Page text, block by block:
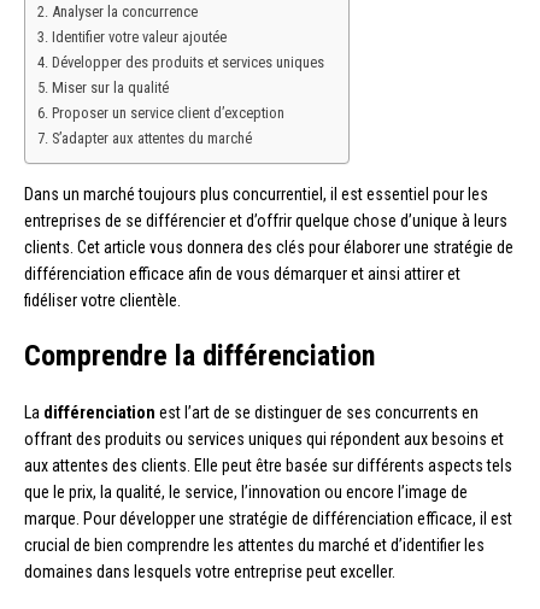
Analyser la concurrence
Identifier votre valeur ajoutée
Développer des produits et services uniques
Miser sur la qualité
Proposer un service client d’exception
S’adapter aux attentes du marché
Dans un marché toujours plus concurrentiel, il est essentiel pour les
entreprises de se différencier et d’offrir quelque chose d’unique à leurs
clients. Cet article vous donnera des clés pour élaborer une stratégie de
différenciation efficace afin de vous démarquer et ainsi attirer et
fidéliser votre clientèle.
Comprendre la différenciation
La différenciation est l’art de se distinguer de ses concurrents en
offrant des produits ou services uniques qui répondent aux besoins et
aux attentes des clients. Elle peut être basée sur différents aspects tels
que le prix, la qualité, le service, l’innovation ou encore l’image de
marque. Pour développer une stratégie de différenciation efficace, il est
crucial de bien comprendre les attentes du marché et d’identifier les
domaines dans lesquels votre entreprise peut exceller.